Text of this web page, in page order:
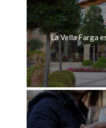
La Vella Farga